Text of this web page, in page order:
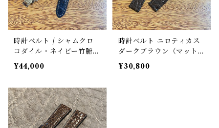
時計ベルト / シャムクロ
コダイル・ネイビー竹腑・
手縫い 18mm-16mm
ボンベ形状 腕時計バン
ルト交換 アンチスウェッ
ト裏材 ステンレスDバッ
クル（プッシュ式バタフラ
イバックル）付き ワンタ
¥44,000
時計ベルト ニロティカス
ダークブラウン（マット）
丸腑 18mm-16mm 【ス
タンダード】フルフラット
¥30,800